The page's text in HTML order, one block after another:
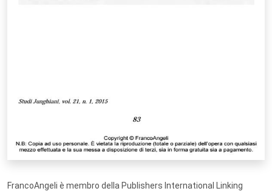
FrancoAngeli è membro della Publishers International Linking